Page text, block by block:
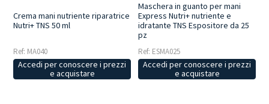
Crema mani nutriente riparatrice
Nutri+ TNS 50 ml
Ref: MA040
Accedi per conoscere i prezzi
e acquistare
Maschera in guanto per mani
Express Nutri+ nutriente e
idratante TNS Espositore da 25
pz
Ref: ESMA025
Accedi per conoscere i prezzi
e acquistare